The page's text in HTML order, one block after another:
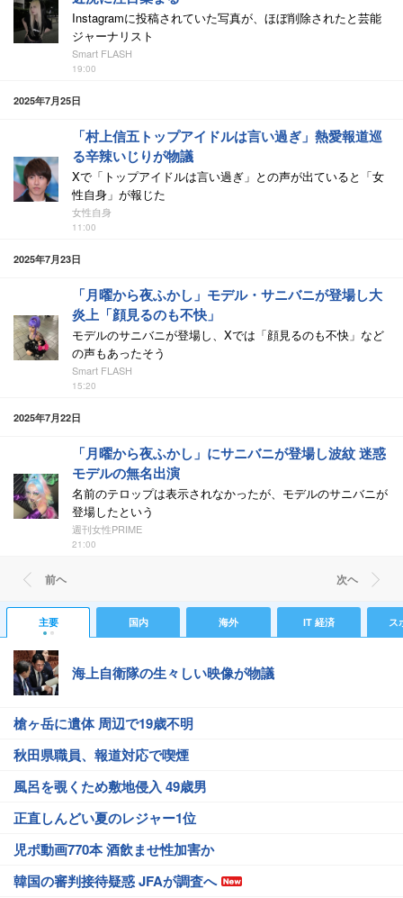
Instagramに投稿されていた写真が、ほぼ削除されたと芸能
ジャーナリスト
Smart FLASH
19:00
2025年7月25日
「村上信五トップアイドルは言い過ぎ」熱愛報道巡
る辛辣いじりが物議
Xで「トップアイドルは言い過ぎ」との声が出ていると「女
性自身」が報じた
女性自身
11:00
2025年7月23日
「月曜から夜ふかし」モデル・サニバニが登場し大
炎上「顔見るのも不快」
モデルのサニバニが登場し、Xでは「顔見るのも不快」など
の声もあったそう
Smart FLASH
15:20
2025年7月22日
「月曜から夜ふかし」にサニバニが登場し波紋 迷惑
モデルの無名出演
名前のテロップは表示されなかったが、モデルのサニバニが
登場したという
週刊女性PRIME
21:00
前ヘ 次ヘ
主要 国内 海外 IT 経済 ス
海上自衛隊の生々しい映像が物議
槍ヶ岳に遺体 周辺で19歳不明
秋田県職員、報道対応で喫煙
風呂を覗くため敷地侵入 49歳男
正直しんどい夏のレジャー1位
児ポ動画770本 酒飲ませ性加害か
韓国の審判接待疑惑 JFAが調査へ